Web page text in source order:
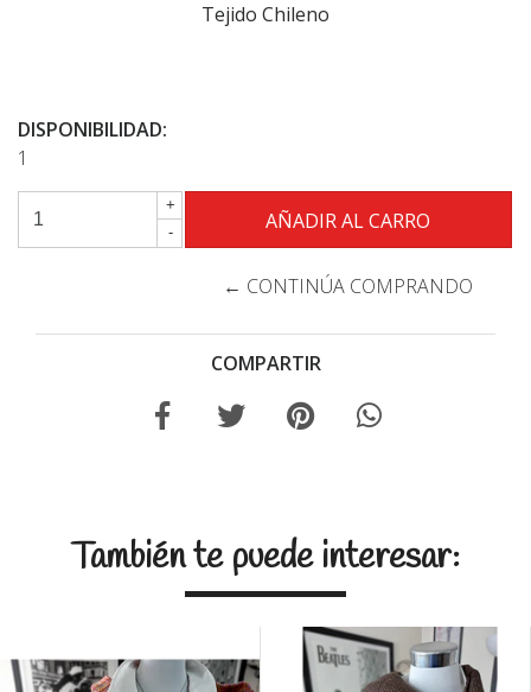
Tejido Chileno
DISPONIBILIDAD:
1
+
-
← CONTINÚA COMPRANDO
COMPARTIR
También te puede interesar: